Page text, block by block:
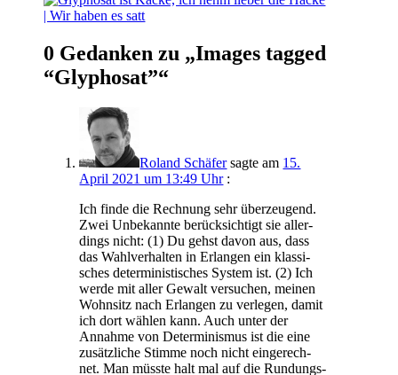
0 Gedanken zu „Images tagged
“Glyphosat”“
Roland Schäfersagte am 15.
April 2021 um 13:49 Uhr :
Ich fin­de die Rech­nung sehr über­zeu­gend.
Zwei Unbe­kann­te berück­sich­tigt sie aller­
dings nicht: (1) Du gehst davon aus, dass
das Wahl­ver­hal­ten in Erlan­gen ein klas­si­
sches deter­mi­nis­ti­sches Sys­tem ist. (2) Ich
wer­de mit aller Gewalt ver­su­chen, mei­nen
Wohn­sitz nach Erlan­gen zu ver­le­gen, damit
ich dort wäh­len kann. Auch unter der
Annah­me von Deter­mi­nis­mus ist die eine
zusätz­li­che Stim­me noch nicht ein­ge­rech­
net. Man müss­te halt mal auf die Run­dungs­